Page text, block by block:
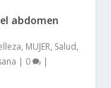
abdomen
, MUJER, Salud,
| 0 |